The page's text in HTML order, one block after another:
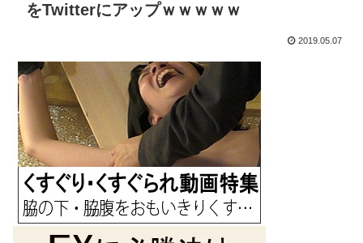
をTwitterにアップｗｗｗｗｗ
2019.05.07